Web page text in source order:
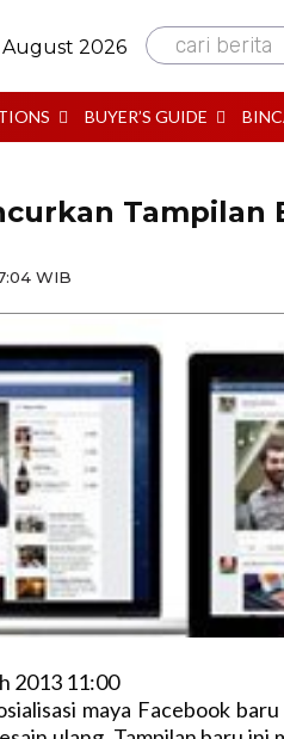
2026 cari berita
BUYER’S GUIDE
Tampilan
WIB
2013 11:00
maya Facebook